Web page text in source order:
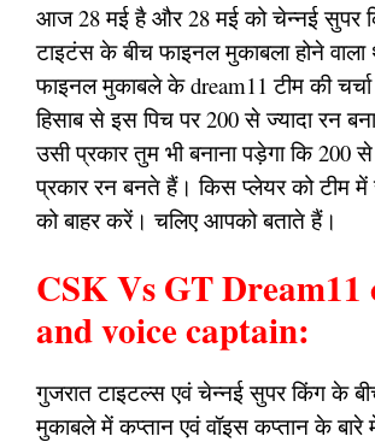
आज 28 मई है और 28 मई को चेन्नई सुपर
टाइटंस के बीच फाइनल मुकाबला होने
फाइनल मुकाबले के dream11 टीम की
हिसाब से इस पिच पर 200 से ज्यादा रन
उसी प्रकार तुम भी बनाना पड़ेगा कि 200
प्रकार रन बनते हैं। किस प्लेयर को टीम
को बाहर करें। चलिए आपको बताते हैं।
CSK Vs GT Dream11
and voice captain:
गुजरात टाइटल्स एवं चेन्नई सुपर किंग के
मुकाबले में कप्तान एवं वॉइस कप्तान के बारे